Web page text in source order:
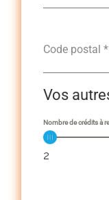
Code postal*
Vos
Nombre de crédits à
2